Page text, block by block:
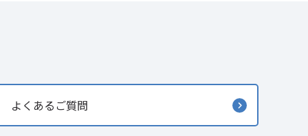
よくあるご質問